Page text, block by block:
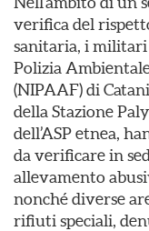
verifica del
sanitaria, i
Polizia
(NIPAAF) di
della Stazione
dell’ASP etnea,
da verificare in
allevamento
nonché diverse
rifiuti speciali,